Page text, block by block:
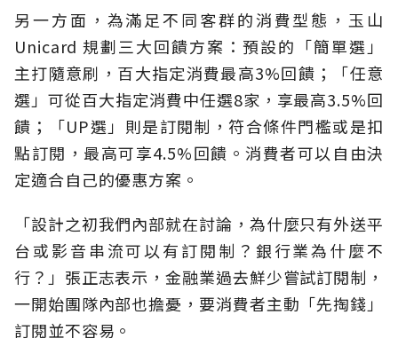
另一方面，為滿足不同客群的消費型態，玉山
Unicard 規劃三大回饋方案：預設的「簡單選」
主打隨意刷，百大指定消費最高3%回饋；「任意
選」可從百大指定消費中任選8家，享最高3.5%回
饋；「UP選」則是訂閱制，符合條件門檻或是扣
點訂閱，最高可享4.5%回饋。消費者可以自由決
定適合自己的優惠方案。
「設計之初我們內部就在討論，為什麼只有外送平
台或影音串流可以有訂閱制？銀行業為什麼不
行？」張正志表示，金融業過去鮮少嘗試訂閱制，
一開始團隊內部也擔憂，要消費者主動「先掏錢」
訂閱並不容易。